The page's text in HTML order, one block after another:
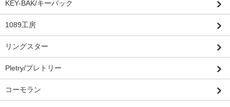
KEY-BAK/キーバック
1089工房
リングスター
Pletry/プレトリー
コーモラン